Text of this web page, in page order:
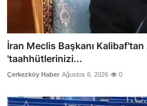
İran Meclis Başkanı Kalibaf'tan
'taahhütlerinizi...
Çerkezköy Haber Ağustos 6, 2026 0